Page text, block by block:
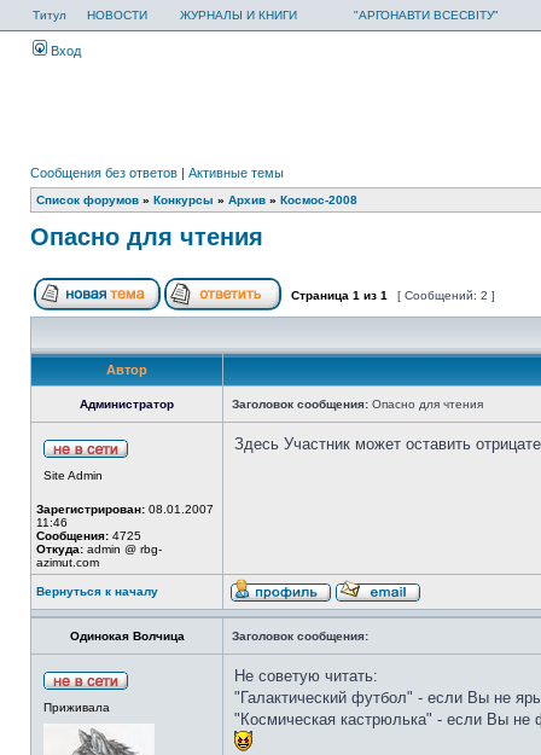
Титул НОВОСТИ ЖУРНАЛЫ И КНИГИ "АРГОНАВТИ ВСЕСВІТУ"
Вход
Сообщения без ответов | Активные темы
Список форумов » Конкурсы » Архив » Космос-2008
Опасно для чтения
Страница 1 из 1 [ Сообщений: 2 ]
Автор
Администратор Заголовок сообщения: Опасно для чтения
Site Admin
Зарегистрирован: 08.01.2007
11:46
Сообщения: 4725
Откуда: admin @ rbg-
azimut.com
Здесь Участник может оставить
Вернуться к началу
Одинокая Волчица Заголовок сообщения:
Приживала
Не советую читать:
"Галактический футбол" - если Вы не
"Космическая кастрюлька" - если Вы не